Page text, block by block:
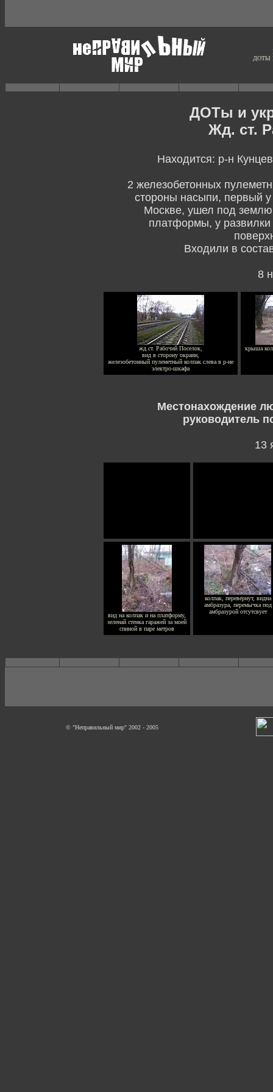
ДОТЫ
ДОТы и
Жд. ст.
Находится: р-н
2 железобетонных
стороны насыпи, первый
Москве, ушел под землю
платформы, у развилки
Входили в
8
жд.ст. Рабочий Поселок,
вид в сторону окраин,
железобетонный пулеметный колпак слева в р-не
электро-шкафа
крыша
Местонахождение
руководитель
13
вид на колпак и на платформу,
зеленай стенка гаражей за моей
спиной в паре метров
колпак, перевернут, видна
амбразура, перемычка под
амбразурой отсутсвует
© "Неправильный мир" 2002 - 2005